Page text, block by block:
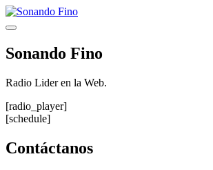
Saltar
al
Menú
Sonando Fino
Radio Lider en la Web.
[radio_player]
[schedule]
Contáctanos